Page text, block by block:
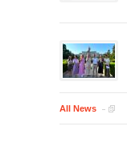
All News